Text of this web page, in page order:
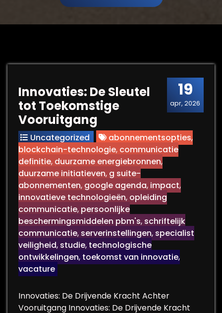
19
apr, 2026
Innovaties: De Sleutel
tot Toekomstige
Vooruitgang
Uncategorized abonnementsopties,
blockchain-technologie, communicatie
definitie, duurzame energiebronnen,
duurzame initiatieven, g suite-
abonnementen, google agenda, impact,
innovatieve technologieën, opleiding
communicatie, persoonlijke
beschermingsmiddelen pbm's, schriftelijk
communicatie, serverinstellingen, specialist
veiligheid, studie, technologische
ontwikkelingen, toekomst van innovatie,
vacature
Innovaties: De Drijvende Kracht Achter
Vooruitgang Innovaties: De Drijvende Kracht